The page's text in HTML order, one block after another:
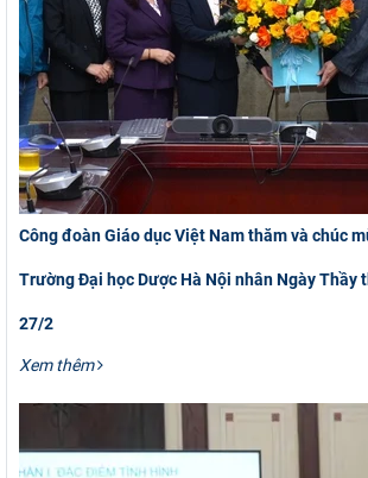
Công đoàn Giáo dục Việt Nam thăm và chúc
Trường Đại học Dược Hà Nội nhân Ngày Thầy
27/2
Xem thêm